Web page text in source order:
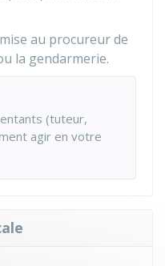
au procureur de
la gendarmerie.
(tuteur,
agir en votre